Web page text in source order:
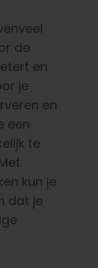
de
en
je
en
een
te
kun je
dat je